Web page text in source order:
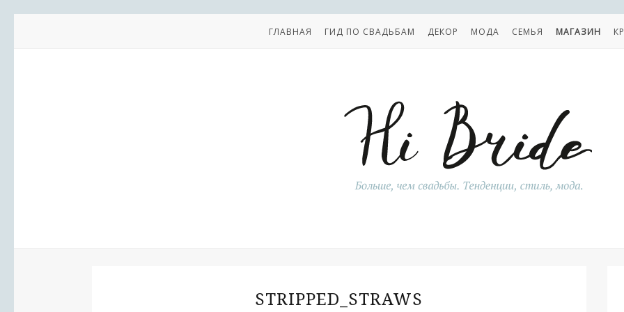
ГЛАВНАЯ ГИД ПО СВАДЬБАМ ДЕКОР МОДА СЕМЬЯ МАГАЗИН
STRIPPED_STRAWS